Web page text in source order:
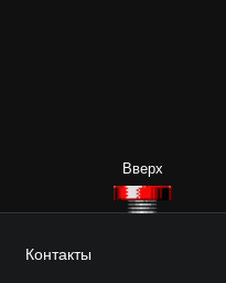
Контакты